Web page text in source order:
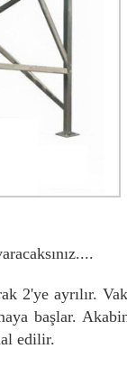
2'ye ayrılır.
başlar.
edilir.